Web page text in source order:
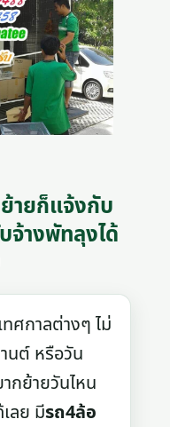
ายก็แจ้งกับ
างพัทลุงได้
กาลต่างๆ ไม่
นต์ หรือวัน
กย้ายวันไหน
ลย มีรถ4ล้อ